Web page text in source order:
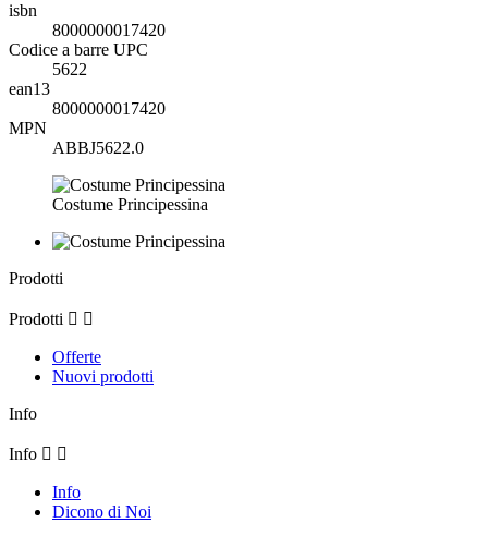
isbn
8000000017420
Codice a barre UPC
5622
ean13
8000000017420
MPN
ABBJ5622.0
Costume Principessina
Prodotti
Prodotti  
Offerte
Nuovi prodotti
Info
Info  
Info
Dicono di Noi